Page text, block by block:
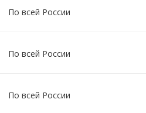
По всей России
По всей России
По всей России